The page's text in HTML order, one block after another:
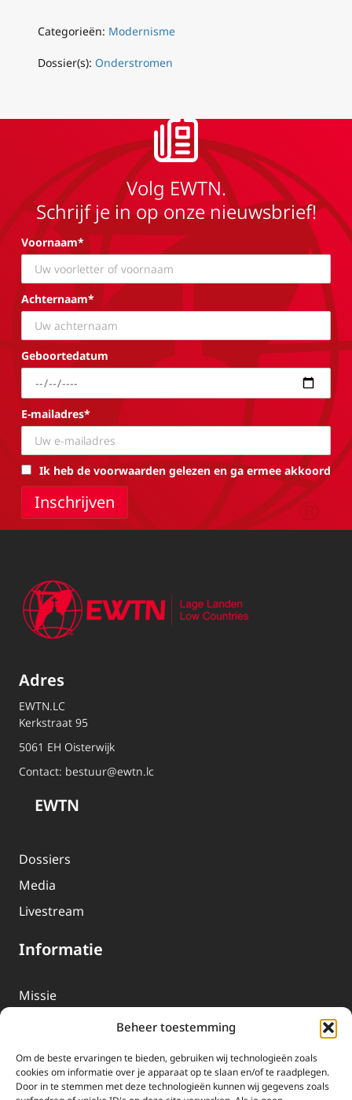
Beheer toestemming
Om de beste ervaringen te bieden, gebruiken wij technologieën zoals
cookies om informatie over je apparaat op te slaan en/of te raadplegen.
Door in te stemmen met deze technologieën kunnen wij gegevens zoals
Categorieën: Modernisme
Dossier(s): Onderstromen
Volg EWTN.
Schrijf je in op onze nieuwsbrief!
Voornaam*
Achternaam*
Geboortedatum
E-mailadres*
Ik heb de voorwaarden gelezen en ga ermee akkoord
Adres
EWTN.LC
Kerkstraat 95
5061 EH Oisterwijk
Contact: bestuur@ewtn.lc
EWTN
Dossiers
Media
Livestream
Informatie
Missie
EWTN-Team